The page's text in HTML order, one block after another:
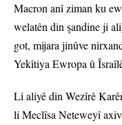
Macron anî ziman ku
welatên din şandine ji
got, mijara jinûve
Yekîtiya Ewropa û
Li aliyê din Wezîrê
li Meclîsa Neteweyî